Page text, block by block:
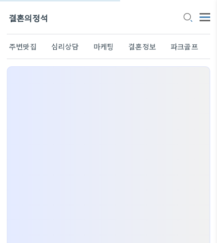
결혼의정석
주변맛집 심리상담 마케팅 결혼정보 파크골프